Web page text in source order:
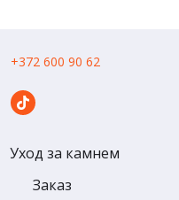
+372 600 90 62
Уход за камнем
Заказ